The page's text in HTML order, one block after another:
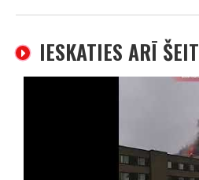
IESKATIES ARĪ ŠEIT